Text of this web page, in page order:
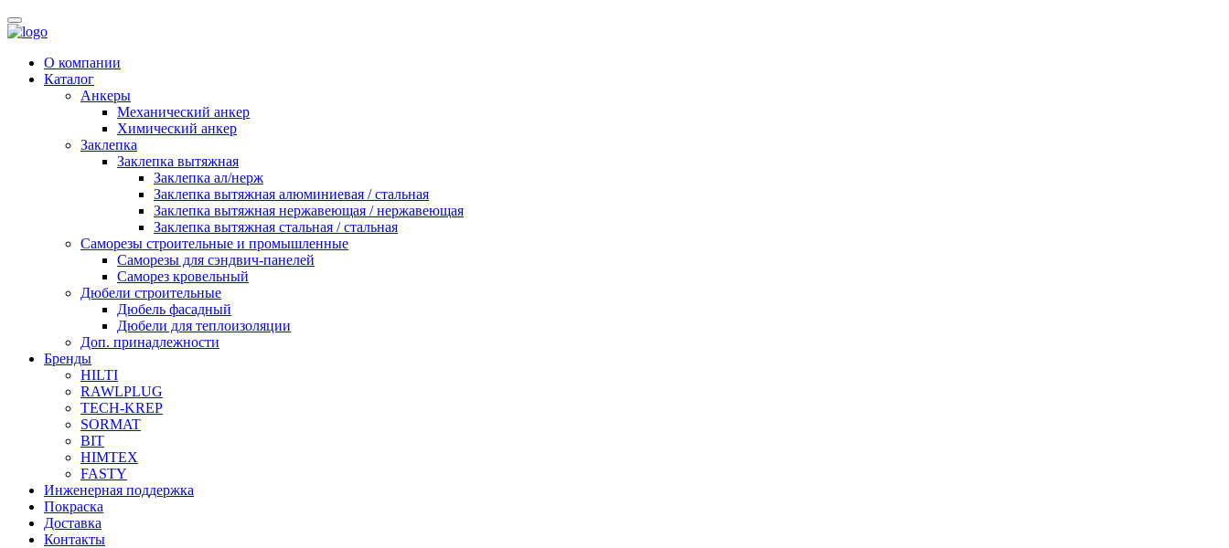
О компании
Каталог
Анкеры
Механический анкер
Химический анкер
Заклепка
Заклепка вытяжная
Заклепка ал/нерж
Заклепка вытяжная алюминиевая / стальная
Заклепка вытяжная нержавеющая / нержавеющая
Заклепка вытяжная стальная / стальная
Саморезы строительные и промышленные
Саморезы для сэндвич-панелей
Саморез кровельный
Дюбели строительные
Дюбель фасадный
Дюбели для теплоизоляции
Доп. принадлежности
Бренды
HILTI
RAWLPLUG
TECH-KREP
SORMAT
BIT
HIMTEX
FASTY
Инженерная поддержка
Покраска
Доставка
Контакты